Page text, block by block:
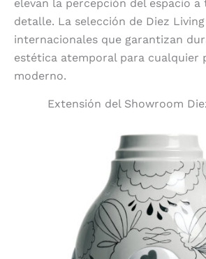
elevan la percepción del espacio a
detalle. La selección de Diez
internacionales que garantizan
estética atemporal para cualquier
moderno.
Extensión del Showroom